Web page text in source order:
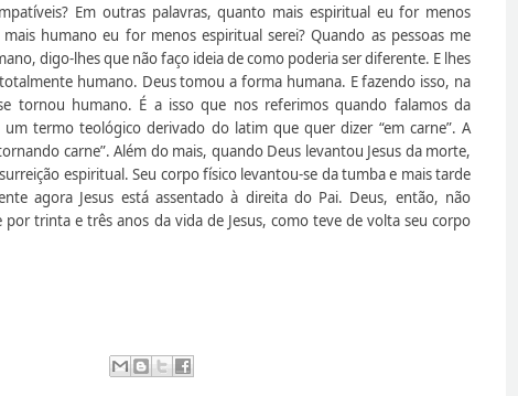
Em outras palavras, quanto mais espiritual eu for menos
humano eu for menos espiritual serei? Quando as pessoas me
digo-lhes que não faço ideia de como poderia ser diferente. E lhes
humano. Deus tomou a forma humana. E fazendo isso, na
tornou humano. É a isso que nos referimos quando falamos da
termo teológico derivado do latim que quer dizer “em carne”. A
carne”. Além do mais, quando Deus levantou Jesus da morte,
espiritual. Seu corpo físico levantou-se da tumba e mais tarde
agora Jesus está assentado à direita do Pai. Deus, então, não
trinta e três anos da vida de Jesus, como teve de volta seu corpo